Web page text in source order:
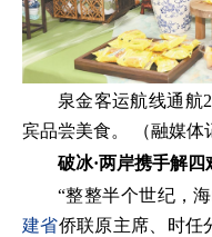
泉金客运航线通航
宾品尝美食。 （融媒体
破冰·两岸携手解四
“整整半个世纪，
建省侨联原主席、时任